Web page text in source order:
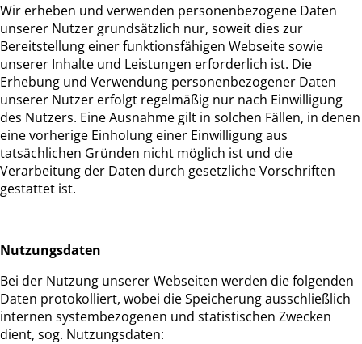
Wir erheben und verwenden personenbezogene Daten
unserer Nutzer grundsätzlich nur, soweit dies zur
Bereitstellung einer funktionsfähigen Webseite sowie
unserer Inhalte und Leistungen erforderlich ist. Die
Erhebung und Verwendung personenbezogener Daten
unserer Nutzer erfolgt regelmäßig nur nach Einwilligung
des Nutzers. Eine Ausnahme gilt in solchen Fällen, in denen
eine vorherige Einholung einer Einwilligung aus
tatsächlichen Gründen nicht möglich ist und die
Verarbeitung der Daten durch gesetzliche Vorschriften
gestattet ist.
Nutzungsdaten
Bei der Nutzung unserer Webseiten werden die folgenden
Daten protokolliert, wobei die Speicherung ausschließlich
internen systembezogenen und statistischen Zwecken
dient, sog. Nutzungsdaten: